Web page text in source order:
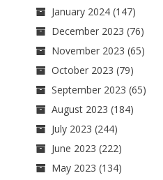
January 2024(147)
December 2023 (76)
November 2023 (65)
October 2023 (79)
September 2023 (65)
August 2023 (184)
July 2023 (244)
June 2023 (222)
May 2023 (134)